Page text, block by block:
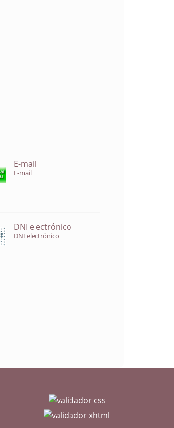
E-mail
E-mail
DNI electrónico
DNI electrónico